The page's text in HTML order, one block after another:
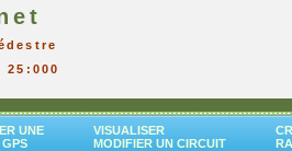
UNE
VISUALISER
MODIFIER UN CIRCUIT